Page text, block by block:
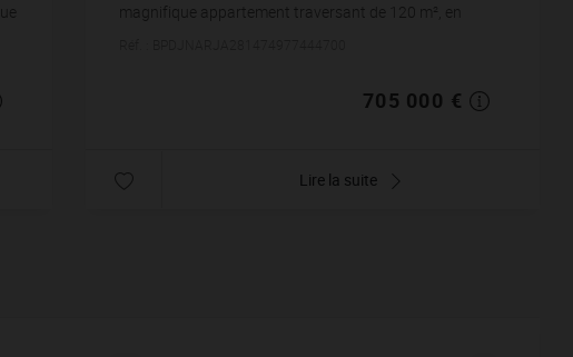
magnifique appartement traversant de 120 m², en
705 000 €
Lire la suite